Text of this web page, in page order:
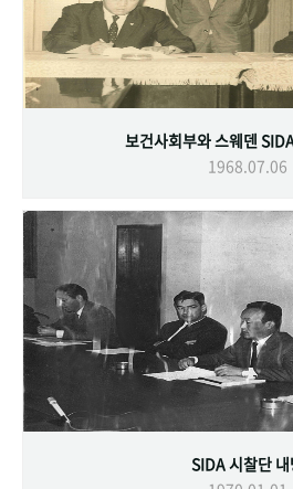
보건사회부와 스웨덴
1968.07.06
SIDA 시찰단